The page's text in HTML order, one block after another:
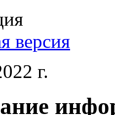
версия
г.